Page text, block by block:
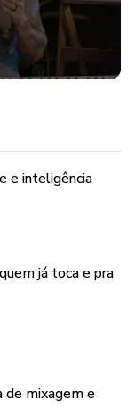
Carelli produziu
Rafinha
(Dream Theater),
somando
Amazon
e inteligência
já toca e pra
de mixagem e